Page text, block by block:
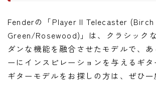
Fenderの「Player II Telecaster (Birch
Green/Rosewood)」は、クラシック
ダンな機能を融合させたモデルで、
ーにインスピレーションを与えるギ
ギターモデルをお探しの方は、ぜひ一